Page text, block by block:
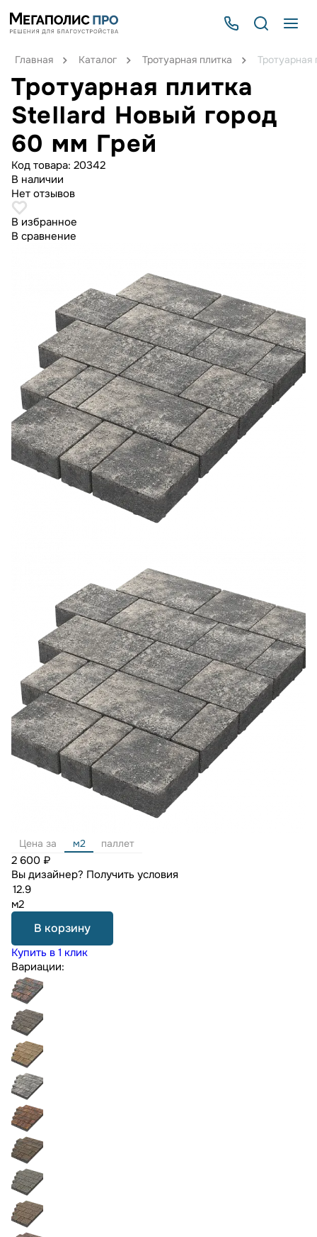
Главная Каталог Тротуарная плитка
Тротуарная плитка
Stellard Новый город
60 мм Грей
Код товара: 20342
В наличии
Нет отзывов
В избранное
В сравнение
Цена за м2 паллет
2 600 ₽
Вы дизайнер? Получить условия
м2
В корзину
Купить в 1 клик
Вариации: